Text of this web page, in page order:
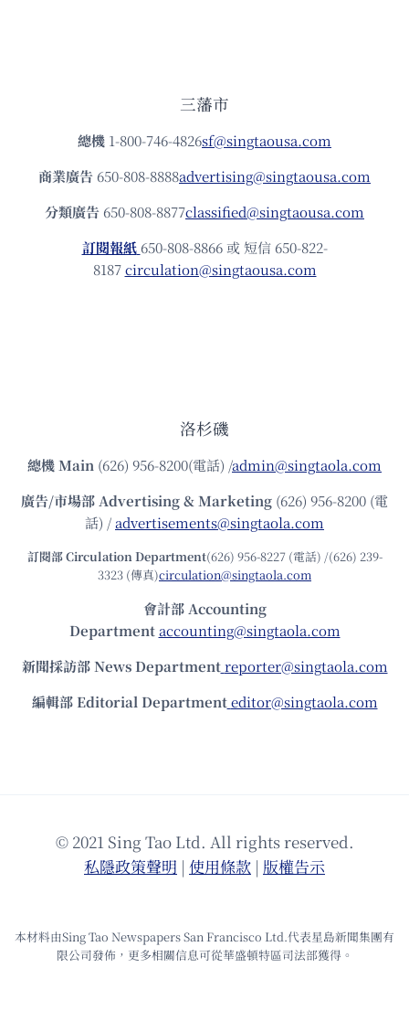
三藩市
總機 1-800-746-4826sf@singtaousa.com
商業廣告 650-808-8888advertising@singtaousa.com
分類廣告 650-808-8877classified@singtaousa.com
訂閱報紙 650-808-8866 或 短信 650-822-
8187circulation@singtaousa.com
洛杉磯
總機Main (626) 956-8200(電話) /admin@singtaola.com
廣告/市場部Advertising & Marketing (626) 956-8200 (電
話) /advertisements@singtaola.com
訂閱部 Circulation Department(626) 956-8227 (電話) /(626) 239-
3323 (傳真)circulation@singtaola.com
會計部 Accounting
Department accounting@singtaola.com
新聞採訪部 News Department reporter@singtaola.com
編輯部 Editorial Department editor@singtaola.com
© 2021 Sing Tao Ltd. All rights reserved.
私隱政策聲明 | 使⽤條款 | 版權告⽰
本材料由Sing Tao Newspapers San Francisco Ltd.代表星島新聞集團有
限公司發佈，更多相關信息可從華盛頓特區司法部獲得。